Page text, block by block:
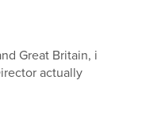
Great Britain, i
actually